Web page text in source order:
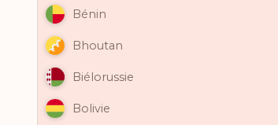
Bénin
Bhoutan
Biélorussie
Bolivie